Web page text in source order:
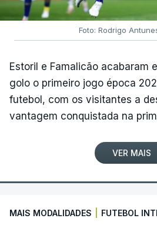
Foto: Rodrigo
Estoril e Famalicão acabaram
golo o primeiro jogo época
futebol, com os visitantes a
vantagem conquistada na
VER MAIS
MAIS MODALIDADES FUTEBOL